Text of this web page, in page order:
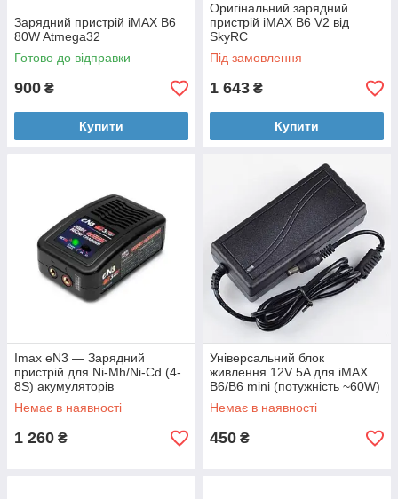
Зарядний пристрій iMAX B6
80W Atmega32
Готово до відправки
900 ₴
Купити
Оригінальний зарядний
пристрій iMAX B6 V2 від
SkyRC
Під замовлення
1 643 ₴
Купити
Imax eN3 — Зарядний
пристрій для Ni-Mh/Ni-Cd (4-
8S) акумуляторів
Немає в наявності
1 260 ₴
Універсальний блок
живлення 12V 5A для iMAX
B6/B6 mini (потужність ~60W)
Немає в наявності
450 ₴